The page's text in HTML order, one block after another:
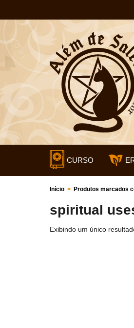
CURSO
Início > Produtos marcados
spiritual
Exibindo um único